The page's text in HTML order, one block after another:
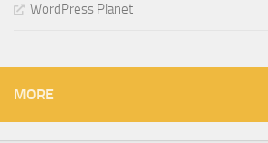
WordPress Planet
MORE